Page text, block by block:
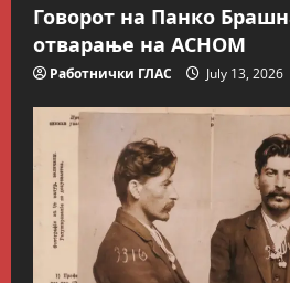
Говорот на Панко
отварање на АСНОМ
Работнички ГЛАС July 13, 2026